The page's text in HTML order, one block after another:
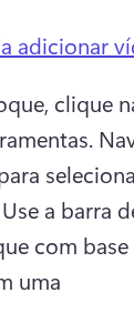
adicionar
clique
Use a barra
com base
uma